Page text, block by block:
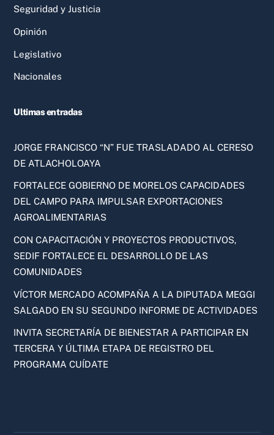
Seguridad y Justicia
Opinión
Legislativo
Nacionales
Ultimas entradas
JORGE FRANCISCO “N” FUE TRASLADADO AL CERESO
DE ATLACHOLOAYA
FORTALECE GOBIERNO DE MORELOS CAPACIDADES
DEL CAMPO PARA IMPULSAR EXPORTACIONES
AGROALIMENTARIAS
CON CAPACITACIÓN Y PROYECTOS PRODUCTIVOS,
SEDIF FORTALECE EL DESARROLLO DE LAS
COMUNIDADES
VÍCTOR MERCADO ACOMPAÑA A LA DIPUTADA MEGGI
SALGADO EN SU SEGUNDO INFORME DE ACTIVIDADES
INVITA SECRETARÍA DE BIENESTAR A PARTICIPAR EN
TERCERA Y ÚLTIMA ETAPA DE REGISTRO DEL
PROGRAMA CUÍDATE